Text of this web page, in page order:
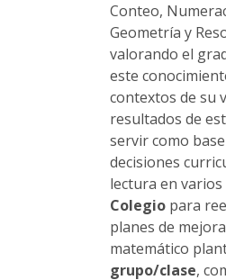
Conteo,
Geometría y
valorando el
este
contextos de su
resultados de
servir como
decisiones
lectura en varios
Colegiopara
planes de
matemático
grupo/clase,